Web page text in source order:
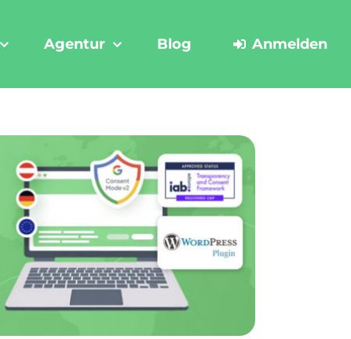
Agentur Blog Anmelden